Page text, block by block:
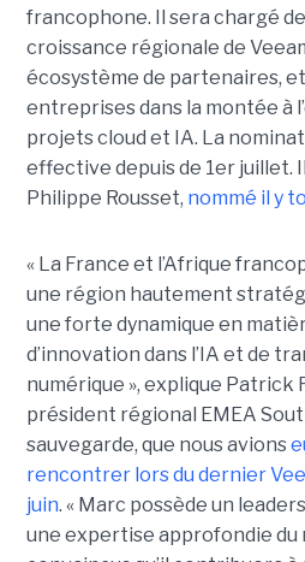
francophone. Il sera chargé
croissance régionale de
écosystème de partenaires,
entreprises dans la montée à
projets cloud et IA. La
effective depuis de 1er juillet.
Philippe Rousset, nommé il y
« La France et l’Afrique
une région hautement
une forte dynamique en
d’innovation dans l’IA et de
numérique », explique Patrick
président régional EMEA
sauvegarde, que nous avions
rencontrer lors du dernier
juin. « Marc possède un
une expertise approfondie du